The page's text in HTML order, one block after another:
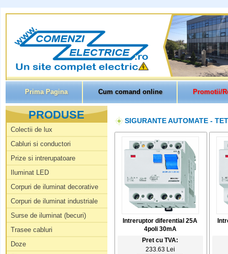
Prima Pagina Cum comand online Promotii/
PRODUSE
Colectii de lux
Cabluri si conductori
Prize si intrerupatoare
Iluminat LED
Corpuri de iluminat decorative
Corpuri de iluminat industriale
Surse de iluminat (becuri)
Trasee cabluri
Doze
SIGURANTE AUTOMATE -
Intreruptor diferential 25A
4poli 30mA
Pret cu TVA:
233.63 Lei